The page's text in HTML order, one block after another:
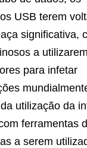
USB terem
significativa,
a
para infetar
utilização da
ferramentas
a serem